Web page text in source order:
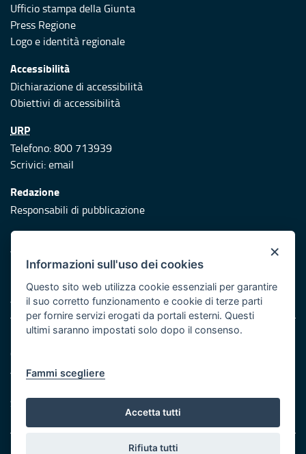
Ufficio stampa della Giunta
Press Regione
Logo e identità regionale
Accessibilità
Dichiarazione di accessibilità
Obiettivi di accessibilità
URP
Telefono: 800 713939
Scrivici:email
Redazione
Responsabili di pubblicazione
Protezione civile
Vai al sito di Protezione Civile Puglia
Iniziativa finanziata con risorse del POR Puglia 2014/2020 -
Asse XI
Note legali
Cookie e privacy
Atti di notifica
Servizi Intranet
×
Informazioni sull'uso dei cookies
Questo sito web utilizza cookie essenziali per garantire
il suo corretto funzionamento e cookie di terze parti
per fornire servizi erogati da portali esterni. Questi
ultimi saranno impostati solo dopo il consenso.
Fammi scegliere
Accetta tutti
Rifiuta tutti